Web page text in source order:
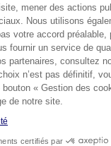
d'une famille
mener des actions
Nous utilisons
votre accord préalable,
fournir un service de
partenaires, consultez
n’est pas définitif,
« Gestion des
de notre site.
certifiés par
consent